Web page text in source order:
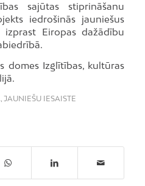
sajūtas stiprināšanu
iedrošinās jauniešus
izprast Eiropas dažādību
domes Izglītības, kultūras
, JAUNIEŠU IESAISTE